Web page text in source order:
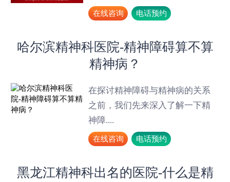
在线咨询 电话预约
哈尔滨精神科医院-精神障碍算不算
精神病？
在探讨精神障碍与精神病的关系
之前，我们先来深入了解一下精
神障....
在线咨询 电话预约
黑龙江精神科出名的医院-什么是精